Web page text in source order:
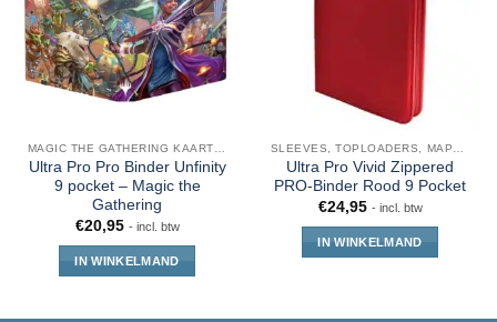
Ultra Pro Pro Binder Unfinity
9 pocket – Magic the
Gathering
€20,95 - incl. btw
IN WINKELMAND
Ultra Pro Vivid Zippered
PRO-Binder Rood 9 Pocket
€24,95 - incl. btw
IN WINKELMAND